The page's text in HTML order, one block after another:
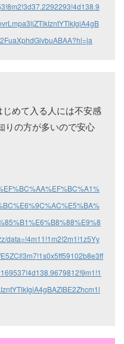
めて入る人には不安感
りの方が多いので安心
data=!4m11!1m2!2m1!1z5Yy